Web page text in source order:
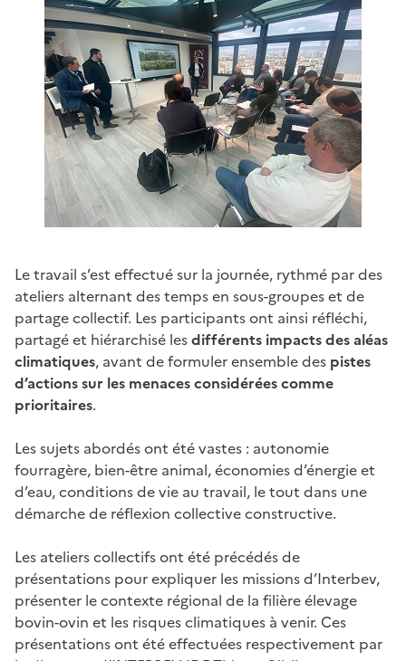
Le travail s’est effectué sur la journée, rythmé par des
ateliers alternant des temps en sous-groupes et de
partage collectif. Les participants ont ainsi réfléchi,
partagé et hiérarchisé lesdifférents impacts des aléas
climatiques, avant de formuler ensemble des pistes
d’actions sur les menaces considérées comme
prioritaires.
Les sujets abordés ont été vastes : autonomie
fourragère, bien-être animal, économies d’énergie et
d’eau, conditions de vie au travail, le tout dans une
démarche de réflexion collective constructive.
Les ateliers collectifs ont été précédés de
présentations pour expliquer les missions d’Interbev,
présenter le contexte régional de la filière élevage
bovin-ovin et les risques climatiques à venir. Ces
présentations ont été effectuées respectivement par